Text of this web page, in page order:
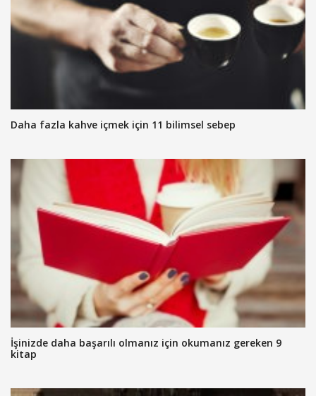
Daha fazla kahve içmek için 11 bilimsel sebep
İşinizde daha başarılı olmanız için okumanız gereken 9
kitap